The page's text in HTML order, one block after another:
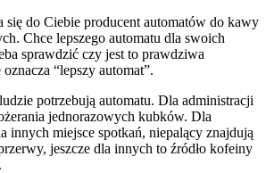
się do Ciebie producent automatów do kawy
Chce lepszego automatu dla swoich
sprawdzić czy jest to prawdziwa
“lepszy automat”.
potrzebują automatu. Dla administracji
jednorazowych kubków. Dla
innych miejsce spotkań, niepalący znajdują
jeszcze dla innych to źródło kofeiny